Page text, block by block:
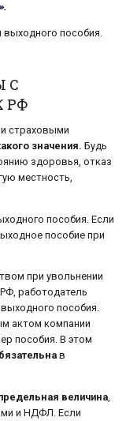
».
пособия.
С
РФ
страховыми
значения. Будь
здоровья, отказ
местность,
пособия. Если
пособие при
при увольнении
работодатель
пособия.
актом компании
пособия. В этом
в
величина,
и НДФЛ. Если